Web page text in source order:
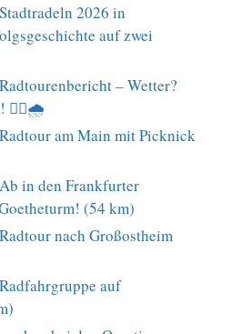
Stadtradeln 2026 in
auf zwei
Radtourenbericht – Wetter?
🚴‍♀️🌧️
Radtour am Main mit Picknick
Ab in den Frankfurter
(54 km)
Radtour nach Großostheim
Radfahrgruppe auf